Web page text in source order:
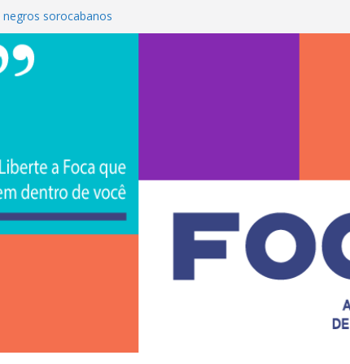
sorocabanos
a terceira artista do #ConviteMPB do
Brasil 2026 promove integração, ciência e
Uniso